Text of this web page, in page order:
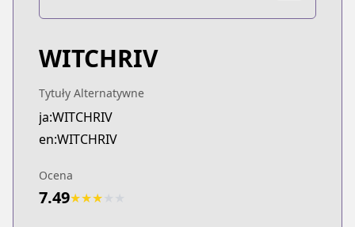
WITCHRIV
Tytuły Alternatywne
ja:WITCHRIV
en:WITCHRIV
Ocena
7.49★★★